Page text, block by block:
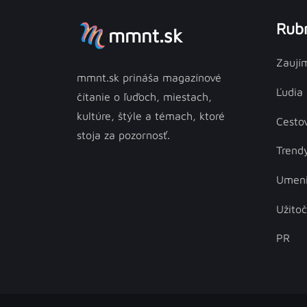
mmnt.sk
mmnt.sk prináša magazínové
čítanie o ľuďoch, miestach,
kultúre, štýle a témach, ktoré
stoja za pozornosť.
Ľudia
PR